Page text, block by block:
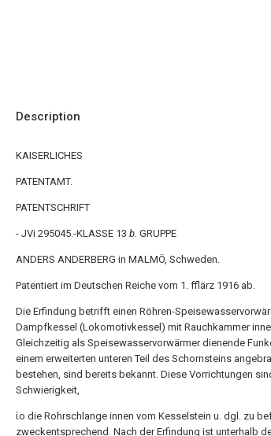
Description
KAISERLICHES
PATENTAMT.
PATENTSCHRIFT
- JVi 295045.-KLASSE 13 b. GRUPPE
ANDERS ANDERBERG in MALMÖ, Schweden.
Patentiert im Deutschen Reiche vom 1. fflärz 1916 ab.
Die Erfindung betrifft einen Röhren-
Dampfkessel (Lokomotivkessel) mit Rauchkammer
Gleichzeitig als Speisewasservorwärmer dienende
einem erweiterten unteren Teil des Schornsteins
bestehen, sind bereits bekannt. Diese Vorrichtungen
Schwierigkeit,
ίο die Rohrschlange innen vom Kesselstein u. dgl. zu
zweckentsprechend. Nach der Erfindung ist unterhalb